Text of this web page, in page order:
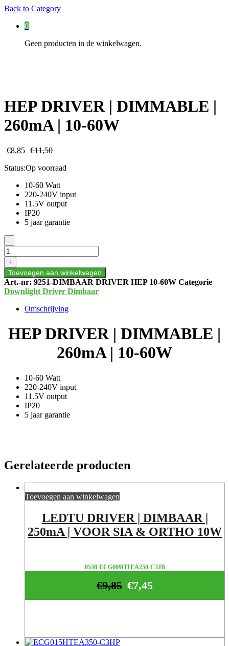
Back to Category
0
Geen producten in de winkelwagen.
HEP DRIVER | DIMMABLE |
260mA | 10-60W
€8,85 €11,50
Status:Op voorraad
10-60 Watt
220-240V input
11.5V output
IP20
5 jaar garantie
HEP
DRIVER
|
DIMMABLE
|
260mA
|
60W
-
+
Toevoegen aan winkelwagen
Art.-nr: 9251-DIMBAAR DRIVER HEP 10-60W Categorie
Downlight Driver Dimbaar
Omschrijving
HEP DRIVER | DIMMABLE |
260mA | 10-60W
10-60 Watt
220-240V input
11.5V output
IP20
5 jaar garantie
Gerelateerde producten
Toevoegen aan winkelwagen
LEDTU DRIVER | DIMBAAR |
250mA | VOOR SIA & ORTHO 10W
8538-ECG009HTEA250-C3JB
€7,45
€9,85